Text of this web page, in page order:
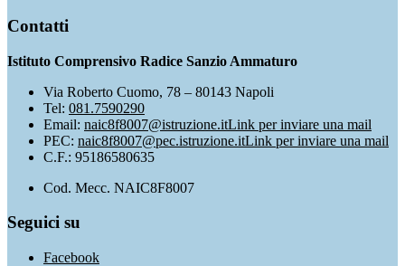
Contatti
Istituto Comprensivo Radice Sanzio Ammaturo
Via Roberto Cuomo, 78 – 80143 Napoli
Tel: 081.7590290
Email: naic8f8007@istruzione.itLink per inviare una mail
PEC: naic8f8007@pec.istruzione.itLink per inviare una mail
C.F.: 95186580635
Cod. Mecc. NAIC8F8007
Seguici su
Facebook